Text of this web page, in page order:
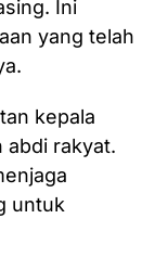
Ini
yang telah
kepala
abdi rakyat.
untuk